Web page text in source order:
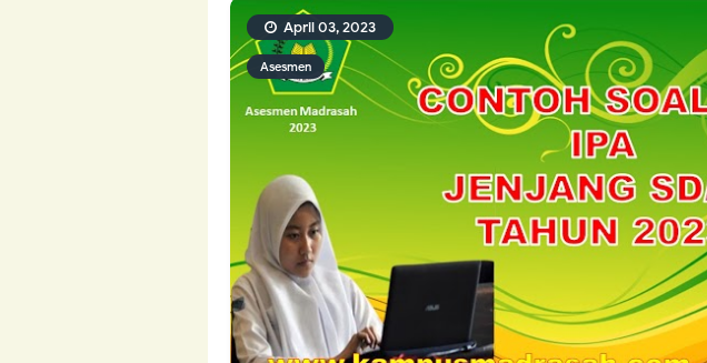
Asesmen
April 03, 2023